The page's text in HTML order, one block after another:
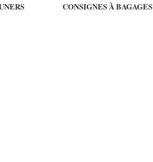
CONSIGNES À BAGAGES